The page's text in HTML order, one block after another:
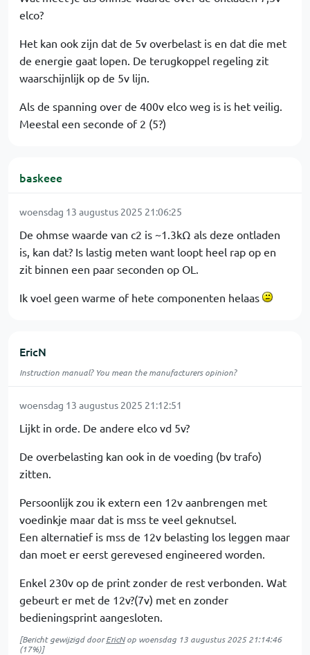
elco?
Het kan ook zijn dat de 5v overbelast is en dat die met
de energie gaat lopen. De terugkoppel regeling zit
waarschijnlijk op de 5v lijn.
Als de spanning over de 400v elco weg is is het veilig.
Meestal een seconde of 2 (5?)
baskeee
woensdag 13 augustus 2025 21:06:25
De ohmse waarde van c2 is ~1.3kΩ als deze ontladen
is, kan dat? Is lastig meten want loopt heel rap op en
zit binnen een paar seconden op OL.
Ik voel geen warme of hete componenten helaas
EricN
Instruction manual? You mean the manufacturers opinion?
woensdag 13 augustus 2025 21:12:51
Lijkt in orde. De andere elco vd 5v?
De overbelasting kan ook in de voeding (bv trafo)
zitten.
Persoonlijk zou ik extern een 12v aanbrengen met
voedinkje maar dat is mss te veel geknutsel.
Een alternatief is mss de 12v belasting los leggen maar
dan moet er eerst gerevesed engineered worden.
Enkel 230v op de print zonder de rest verbonden. Wat
gebeurt er met de 12v?(7v) met en zonder
bedieningsprint aangesloten.
[Bericht gewijzigd doorEricNop woensdag 13 augustus 2025 21:14:46
(17%)]